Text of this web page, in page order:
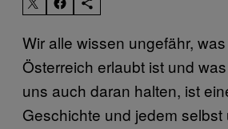
Wir alle wissen ungefähr,
Österreich erlaubt ist und
uns auch daran halten, ist
Geschichte und jedem selbst